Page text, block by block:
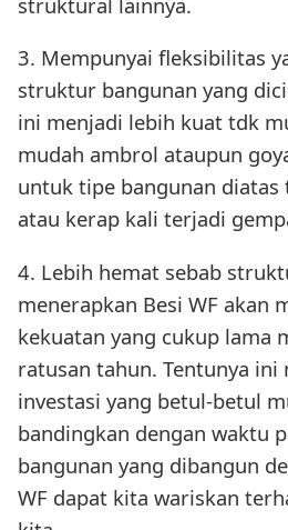
3. Mempunyai fleksibilitas
struktur bangunan yang
ini menjadi lebih kuat tdk
mudah ambrol ataupun
untuk tipe bangunan diatas
atau kerap kali terjadi
4. Lebih hemat sebab
menerapkan Besi WF akan
kekuatan yang cukup lama
ratusan tahun. Tentunya ini
investasi yang betul-betul
bandingkan dengan waktu
bangunan yang dibangun
WF dapat kita wariskan